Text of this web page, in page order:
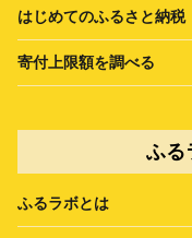
はじめてのふるさと納税
寄付上限額を調べる
ふる
ふるラボとは